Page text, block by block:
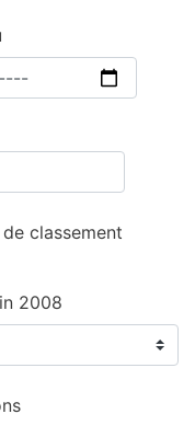
classement
2008